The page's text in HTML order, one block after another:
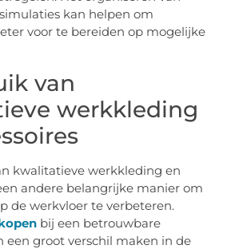
kan helpen om
voor te bereiden op mogelijke
van
werkkleding
kwalitatieve werkkleding en
andere belangrijke manier om
de werkvloer te verbeteren.
bij een betrouwbare
een groot verschil maken in de